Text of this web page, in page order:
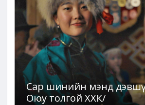
Сар шинийн мэнд
Оюу толгой ХХК/